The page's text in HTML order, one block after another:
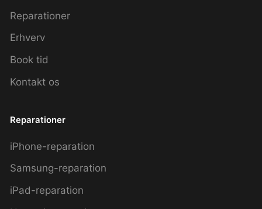
Reparationer
Erhverv
Book tid
Kontakt os
Reparationer
iPhone-reparation
Samsung-reparation
iPad-reparation